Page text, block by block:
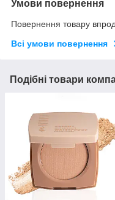
Умови повернення
Повернення товару
Всі умови повернення
Подібні товари